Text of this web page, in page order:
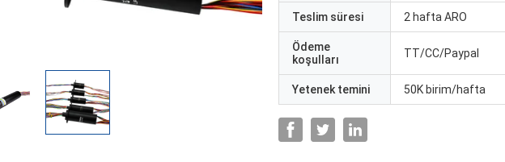
Teslim süresi 2 hafta ARO
Ödeme
koşulları
TT/CC/Paypal
Yetenek temini 50K birim/hafta